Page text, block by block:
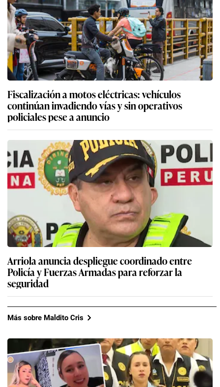
Fiscalización a motos eléctricas: vehículos
continúan invadiendo vías y sin operativos
policiales pese a anuncio
Arriola anuncia despliegue coordinado entre
Policía y Fuerzas Armadas para reforzar la
seguridad
Más sobre Maldito Cris